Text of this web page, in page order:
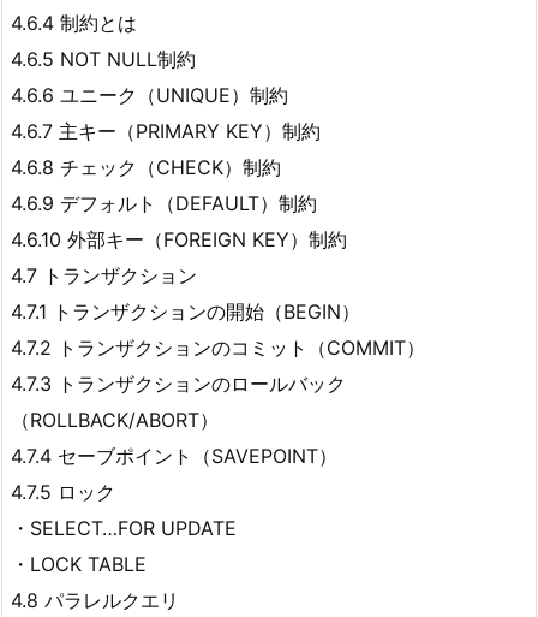
4.6.4 制約とは
4.6.5 NOT NULL制約
4.6.6 ユニーク（UNIQUE）制約
4.6.7 主キー（PRIMARY KEY）制約
4.6.8 チェック（CHECK）制約
4.6.9 デフォルト（DEFAULT）制約
4.6.10 外部キー（FOREIGN KEY）制約
4.7 トランザクション
4.7.1 トランザクションの開始（BEGIN）
4.7.2 トランザクションのコミット（COMMIT）
4.7.3 トランザクションのロールバック
（ROLLBACK/ABORT）
4.7.4 セーブポイント（SAVEPOINT）
4.7.5 ロック
・SELECT…FOR UPDATE
・LOCK TABLE
4.8 パラレルクエリ